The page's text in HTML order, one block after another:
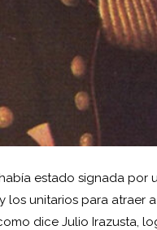
estado signada por
los unitarios para atraer
dice Julio Irazusta,